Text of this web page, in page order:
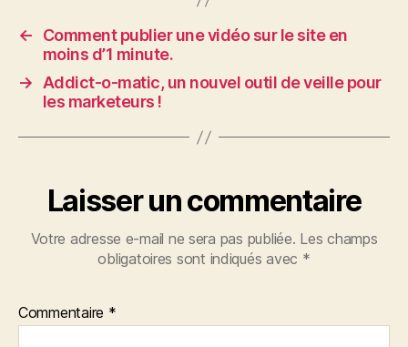
←
Comment publier une vidéo sur le site en
moins d’1 minute.
→
Addict-o-matic, un nouvel outil de veille pour
les marketeurs !
Laisser un commentaire
Votre adresse e-mail ne sera pas publiée. Les champs
obligatoires sont indiqués avec *
Commentaire *